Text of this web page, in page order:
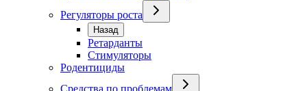
Регуляторы роста
Назад
Ретарданты
Стимуляторы
Родентициды
Средства по проблемам